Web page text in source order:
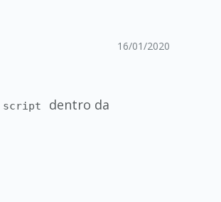
16/01/2020
script
dentro da